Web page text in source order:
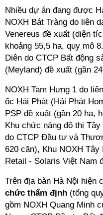
Nhiều dự án đang được
NOXH Bát Tràng do liên
Venereus đề xuất (diện
khoảng 55,5 ha, quy mô
Diên do CTCP Bất động
(Meyland) đề xuất (gần
NOXH Tam Hưng 1 do
ốc Hải Phát (Hải Phát
PSP đề xuất (gần 20 ha,
Khu chức năng đô thị
do CTCP Đầu tư và
620 căn), Khu NOXH
Retail - Solaris Việt Nam
Trên địa bàn Hà Nội hiện
chức thẩm định (tổng
gồm NOXH Quang Minh